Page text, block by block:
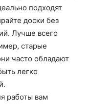
подходят
доски без
Лучше всего
старые
часто обладают
легко
работы вам